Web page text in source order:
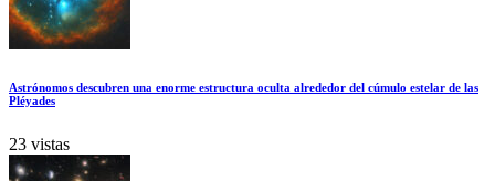
Astrónomos descubren una enorme estructura oculta alrededor del cúmulo estelar de las
Pléyades
23 vistas